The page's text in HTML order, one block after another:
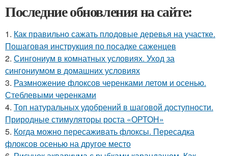
Последние обновления на сайте:
1. Как правильно сажать плодовые деревья на участке.
Пошаговая инструкция по посадке саженцев
2. Сингониум в комнатных условиях. Уход за
сингониумом в домашних условиях
3. Размножение флоксов черенками летом и осенью.
Стеблевыми черенками
4. Топ натуральных удобрений в шаговой доступности.
Природные стимуляторы роста «ОРТОН»
5. Когда можно пересаживать флоксы. Пересадка
флоксов осенью на другое место